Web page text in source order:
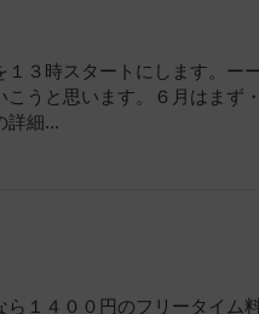
３時スタートにします。ー
うと思います。６月はまず
詳細...
１４００円のフリータイム